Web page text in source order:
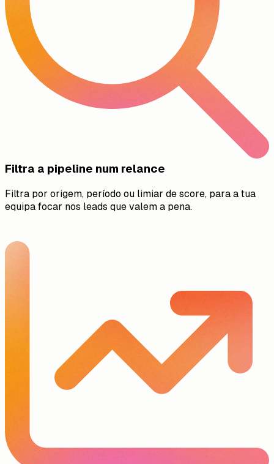
Filtra a pipeline num relance
Filtra por origem, período ou limiar de score, para a tua
equipa focar nos leads que valem a pena.